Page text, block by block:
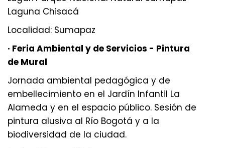
Laguna Chisacá
Localidad: Sumapaz
· Feria Ambiental y de Servicios - Pintura
de Mural
Jornada ambiental pedagógica y de
embellecimiento en el Jardín Infantil La
Alameda y en el espacio público. Sesión de
pintura alusiva al Río Bogotá y a la
biodiversidad de la ciudad.